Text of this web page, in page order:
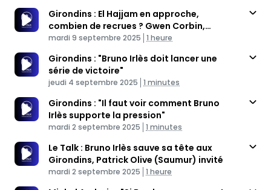
Girondins : El Hajjam en approche,
combien de recrues ? Gwen Corbin,
Georges Grimaud invités
Published At
mardi 9 septembre 2025 Time
1 heure
Girondins : "Bruno Irlès doit lancer une
série de victoire"
Published At
jeudi 4 septembre 2025 Time
1 minutes
Girondins : "Il faut voir comment Bruno
Irlès supporte la pression"
Published At
mardi 2 septembre 2025 Time
1 minutes
Le Talk : Bruno Irlès sauve sa tête aux
Girondins, Patrick Olive (Saumur) invité
Published At
mardi 2 septembre 2025 Time
1 heure